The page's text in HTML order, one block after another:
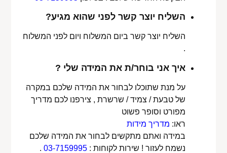
השליח יוצר קשר לפני שהוא מגיע?
השליח יוצר קשר ביום המשלוח ויום לפני המשלוח
.
איך אני בוחר/ת את המידה שלי ?
על מנת שתוכלו לבחור את המידה שלכם במקרה
של טבעת / צמיד / שרשרת , צירפנו לכם מדריך
מפורט וסופר פשוט
ראו: מדריך מידות
במידה ואתם מתקשים לבחור את המידה שלכם
נשמח לעזור ! שירות לקוחות :03-7159995
.